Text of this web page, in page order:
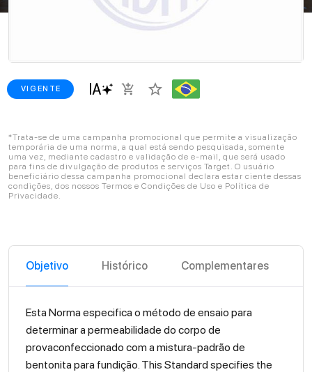
VIGENTE add_shopping_cart star_border
*Trata-se de uma campanha promocional que permite a visualização
temporária de uma norma, a qual está sendo pesquisada, somente
uma vez, mediante cadastro e validação de e-mail, que será usado
para fins de divulgação de produtos e serviços Target. O usuário
beneficiário dessa campanha promocional declara estar ciente dessas
condições, dos nossos Termos e Condições de Uso e Política de
Privacidade.
Objetivo Histórico Complementares
Esta Norma especifica o método de ensaio para
determinar a permeabilidade do corpo de
provaconfeccionado com a mistura-padrão de
bentonita para fundição. This Standard specifies the